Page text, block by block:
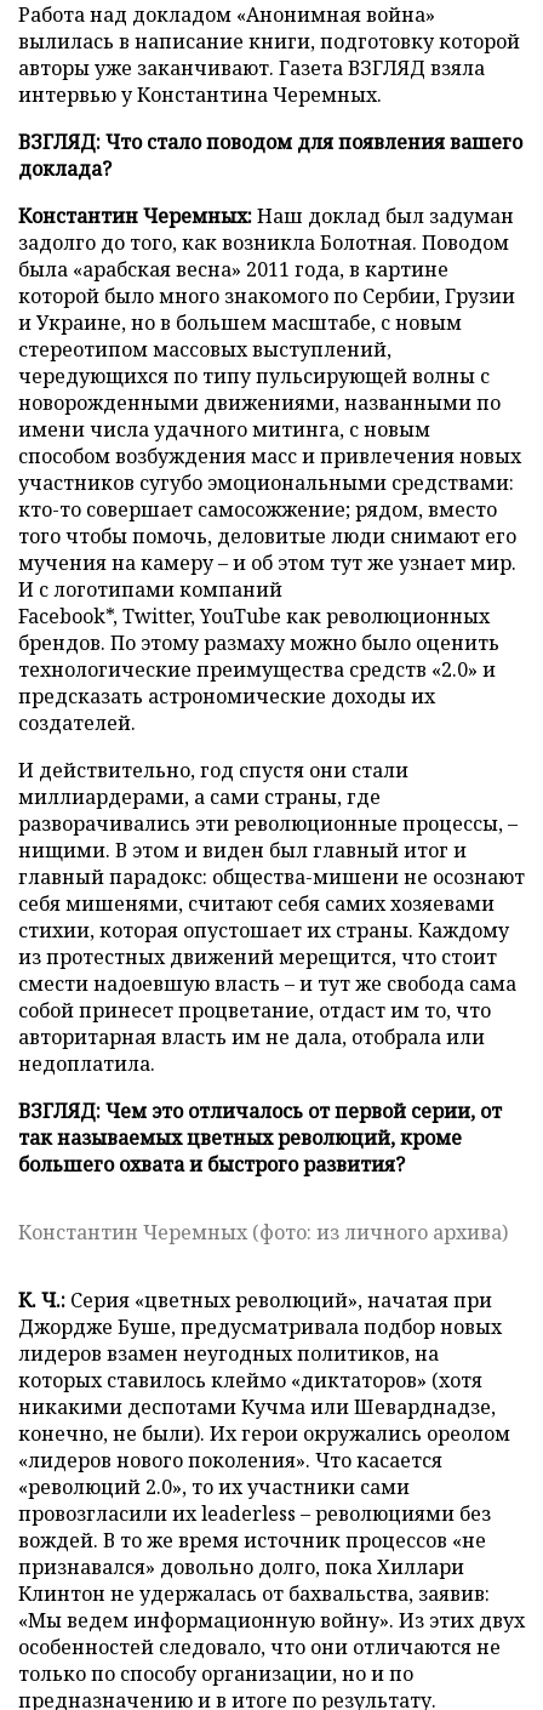
Работа над докладом «Анонимная война»
вылилась в написание книги, подготовку которой
авторы уже заканчивают. Газета ВЗГЛЯД взяла
интервью у Константина Черемных.
ВЗГЛЯД: Что стало поводом для появления вашего
доклада?
Константин Черемных:Наш доклад был задуман
задолго до того, как возникла Болотная. Поводом
была «арабская весна» 2011 года, в картине
которой было много знакомого по Сербии, Грузии
и Украине, но в большем масштабе, с новым
стереотипом массовых выступлений,
чередующихся по типу пульсирующей волны с
новорожденными движениями, названными по
имени числа удачного митинга, с новым
способом возбуждения масс и привлечения новых
участников сугубо эмоциональными средствами:
кто-то совершает самосожжение; рядом, вместо
того чтобы помочь, деловитые люди снимают его
мучения на камеру – и об этом тут же узнает мир.
И с логотипами компаний
Facebook*, Twitter, YouTube как революционных
брендов. По этому размаху можно было оценить
технологические преимущества средств «2.0» и
предсказать астрономические доходы их
создателей.
И действительно, год спустя они стали
миллиардерами, а сами страны, где
разворачивались эти революционные процессы, –
нищими. В этом и виден был главный итог и
главный парадокс: общества-мишени не осознают
себя мишенями, считают себя самих хозяевами
стихии, которая опустошает их страны. Каждому
из протестных движений мерещится, что стоит
смести надоевшую власть – и тут же свобода сама
собой принесет процветание, отдаст им то, что
авторитарная власть им не дала, отобрала или
недоплатила.
ВЗГЛЯД: Чем это отличалось от первой серии, от
так называемых цветных революций, кроме
большего охвата и быстрого развития?
Константин Черемных (фото: из личного архива)
К. Ч.: Серия «цветных революций», начатая при
Джордже Буше, предусматривала подбор новых
лидеров взамен неугодных политиков, на
которых ставилось клеймо «диктаторов» (хотя
никакими деспотами Кучма или Шеварднадзе,
конечно, не были). Их герои окружались ореолом
«лидеров нового поколения». Что касается
«революций 2.0», то их участники сами
провозгласили их leaderless – революциями без
вождей. В то же время источник процессов «не
признавался» довольно долго, пока Хиллари
Клинтон не удержалась от бахвальства, заявив:
«Мы ведем информационную войну». Из этих двух
особенностей следовало, что они отличаются не
только по способу организации, но и по
предназначению и в итоге по результату.